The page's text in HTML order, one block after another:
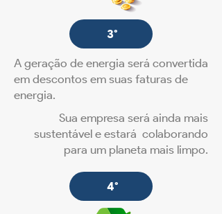
3°
A geração de energia será convertida
em descontos em suas faturas de
energia.
Sua empresa será ainda mais
sustentável e estará colaborando
para um planeta mais limpo.
4°